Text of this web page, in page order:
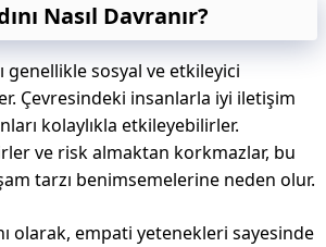
Nasıl Davranır?
genellikle sosyal ve etkileyici
Çevresindeki insanlarla iyi iletişim
kolaylıkla etkileyebilirler.
ve risk almaktan korkmazlar, bu
tarzı benimsemelerine neden olur.
olarak, empati yetenekleri sayesinde